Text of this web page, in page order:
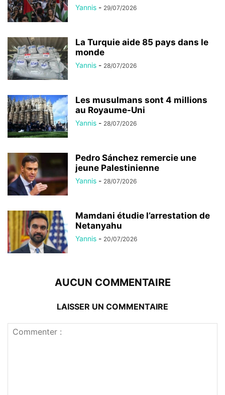
Yannis - 29/07/2026
La Turquie aide 85 pays dans le
monde
Yannis - 28/07/2026
Les musulmans sont 4 millions
au Royaume-Uni
Yannis - 28/07/2026
Pedro Sánchez remercie une
jeune Palestinienne
Yannis - 28/07/2026
Mamdani étudie l’arrestation de
Netanyahu
Yannis - 20/07/2026
AUCUN COMMENTAIRE
LAISSER UN COMMENTAIRE